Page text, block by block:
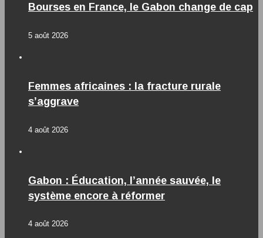
Bourses en France, le Gabon change de cap
5 août 2026
Femmes africaines : la fracture rurale
s’aggrave
4 août 2026
Gabon : Éducation, l’année sauvée, le
système encore à réformer
4 août 2026